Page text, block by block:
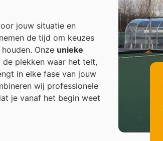
jouw situatie en
de tijd om keuzes
Onze unieke
plekken waar het telt,
in elke fase van jouw
wij professionele
je vanaf het begin weet